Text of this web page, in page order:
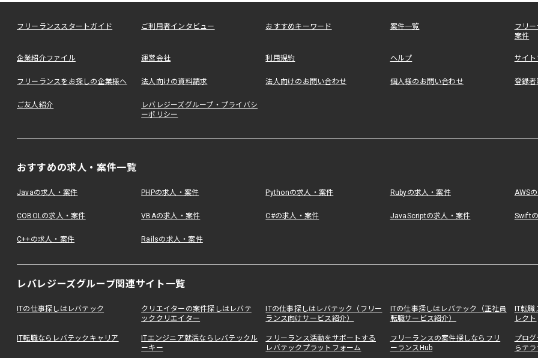
フリーランススタートガイド ご利用者インタビュー おすすめキーワード 案件一覧
フリ
案件
企業紹介ファイル 運営会社 利用規約 ヘルプ サイ
フリーランスをお探しの企業様へ 法人向けの資料請求 法人向けのお問い合わせ 個人様のお問い合わせ 登録
ご友人紹介
レバレジーズグループ・プライバシ
ーポリシー
おすすめの求人・案件一覧
Javaの求人・案件 PHPの求人・案件 Pythonの求人・案件 Rubyの求人・案件 AWS
COBOLの求人・案件 VBAの求人・案件 C#の求人・案件 JavaScriptの求人・案件 Swift
C++の求人・案件 Railsの求人・案件
レバレジーズグループ関連サイト一覧
ITの仕事探しはレバテック
クリエイターの案件探しはレバテ
ッククリエイター
ITの仕事探しはレバテック（フリー
ランス向けサービス紹介）
ITの仕事探しはレバテック（正社員
転職サービス紹介）
IT転
レクト
IT転職ならレバテックキャリア
ITエンジニア就活ならレバテックル
ーキー
フリーランス活動をサポートする
レバテックプラットフォーム
フリーランスの案件探しならフリ
ーランスHub
プロ
らテ